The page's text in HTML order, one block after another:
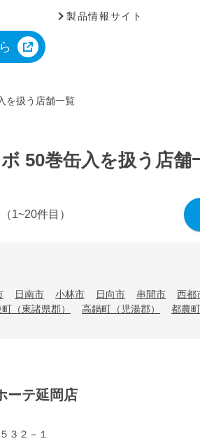
製品情報サイト
を扱う店舗一覧
50巻缶入を扱う店舗
（1~20件目）
日南市 小林市 日向市 串間市 西都
（東諸県郡） 高鍋町（児湯郡） 都農
ーテ延岡店
３２－１